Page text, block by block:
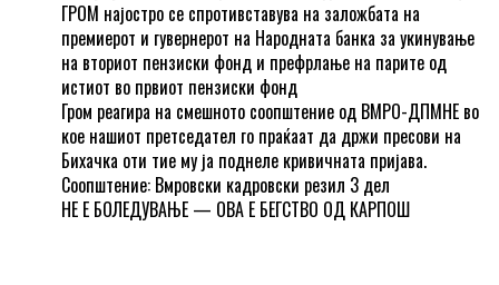
ГРОМ најостро се спротивставува на заложбата на
премиерот и гувернерот на Народната банка за укинување
на вториот пензиски фонд и префрлање на парите од
истиот во првиот пензиски фонд
Гром реагира на смешното соопштение од ВМРО-ДПМНЕ во
кое нашиот претседател го праќаат да држи пресови на
Бихачка оти тие му ја поднеле кривичната пријава.
Соопштение: Вмровски кадровски резил 3 дел
НЕ Е БОЛЕДУВАЊЕ — ОВА Е БЕГСТВО ОД КАРПОШ